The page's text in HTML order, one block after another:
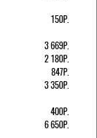
150Р.
3 669Р.
2 180Р.
847Р.
3 350Р.
400Р.
6 650Р.